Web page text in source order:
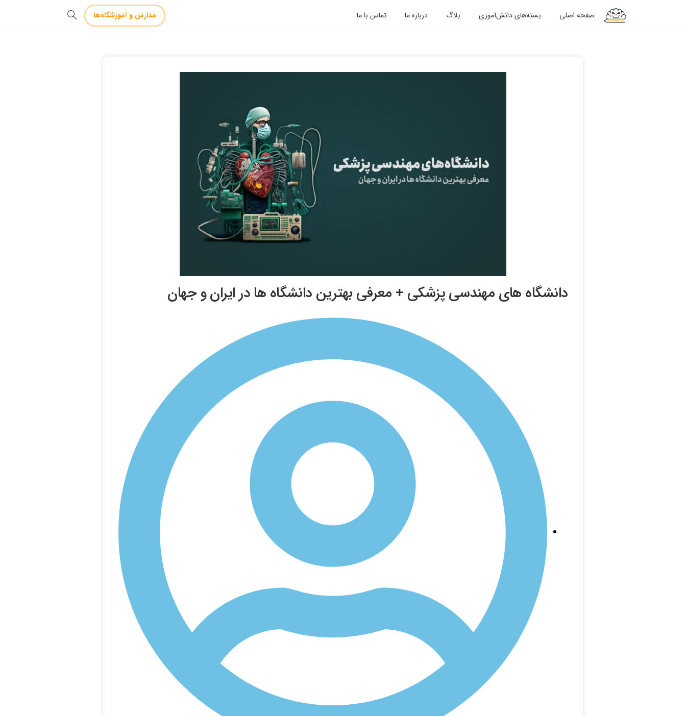
صفحه اصلی بسته‌های دانش‌آموزی بلاگ درباره ما تماس با ما مدارس و آموزشگاه‌ها
دانشگاه های مهندسی پزشکی + معرفی بهترین دانشگاه ها در ایران و جهان